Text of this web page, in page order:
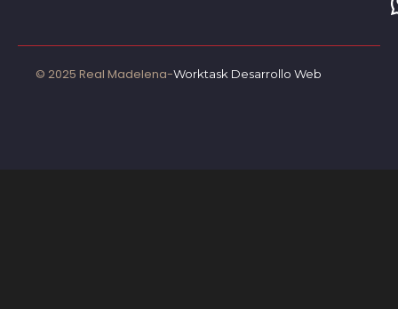
© 2025 Real Madelena-Worktask Desarrollo Web